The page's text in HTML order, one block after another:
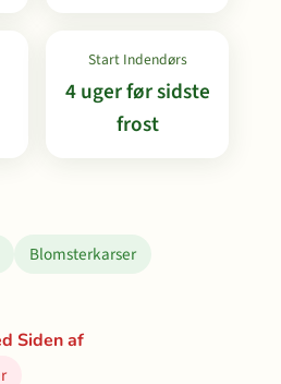
Start Indendørs
4 uger før sidste
frost
Blomsterkarser
Siden af